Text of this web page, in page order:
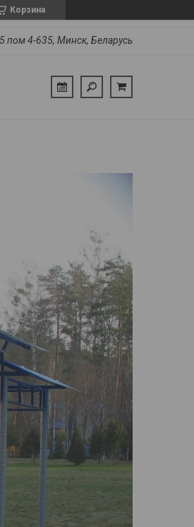
Корзина
пом 4-635, Минск, Беларусь